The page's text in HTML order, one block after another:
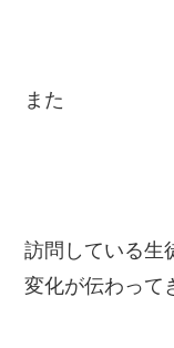
また
訪問している生
変化が伝わって